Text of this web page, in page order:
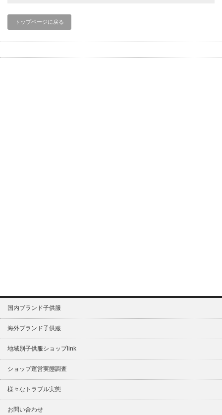
トップページに戻る
国内ブランド子供服
海外ブランド子供服
地域別子供服ショップlink
ショップ運営実態調査
様々なトラブル実態
お問い合わせ